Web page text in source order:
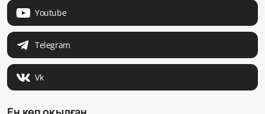
Youtube
Telegram
Vk